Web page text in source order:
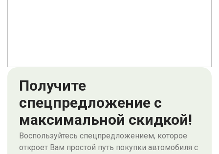
Получите
спецпредложение с
максимальной скидкой!
Воспользуйтесь спецпредложением, которое
откроет Вам простой путь покупки автомобиля с